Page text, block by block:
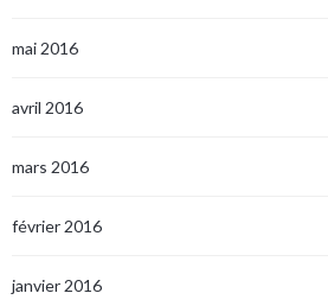
mai 2016
avril 2016
mars 2016
février 2016
janvier 2016